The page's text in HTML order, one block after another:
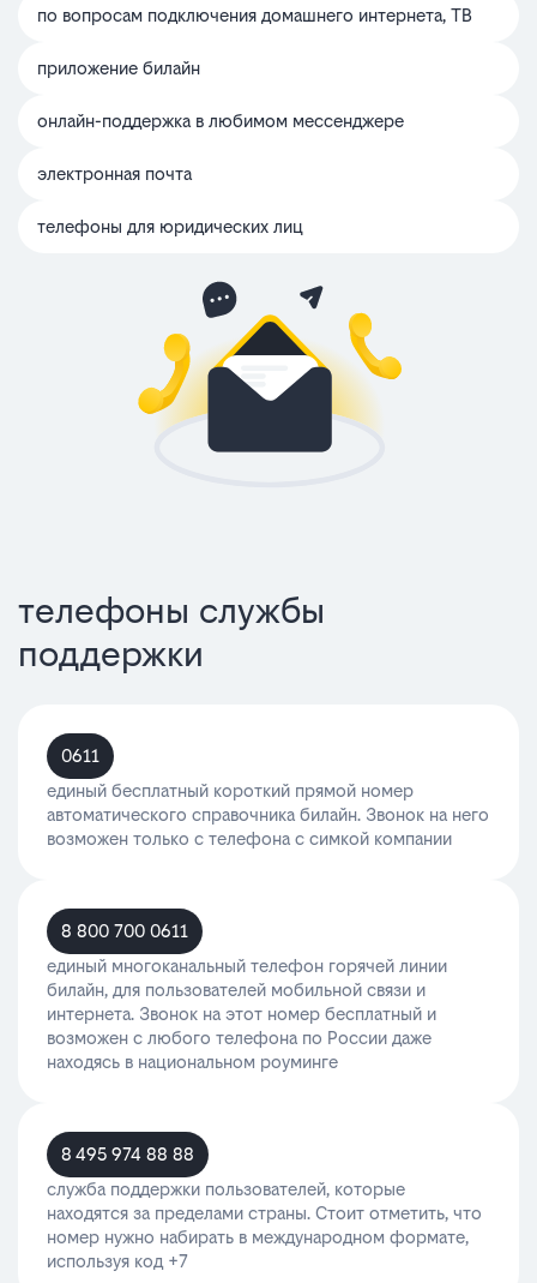
по вопросам подключения домашнего интернета, ТВ
приложение билайн
онлайн-поддержка в любимом мессенджере
электронная почта
телефоны для юридических лиц
телефоны службы
поддержки
0611
единый бесплатный короткий прямой номер
автоматического справочника билайн. Звонок на него
возможен только с телефона с симкой компании
8 800 700 0611
единый многоканальный телефон горячей линии
билайн, для пользователей мобильной связи и
интернета. Звонок на этот номер бесплатный и
возможен с любого телефона по России даже
находясь в национальном роуминге
8 495 974 88 88
служба поддержки пользователей, которые
находятся за пределами страны. Стоит отметить, что
номер нужно набирать в международном формате,
используя код +7